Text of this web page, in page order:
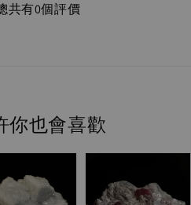
共有0個評價
你也會喜歡